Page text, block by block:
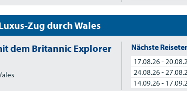
Zug durch Wales
dem Britannic Explorer
Nächste
17.08.26 -
24.08.26 -
14.09.26 -